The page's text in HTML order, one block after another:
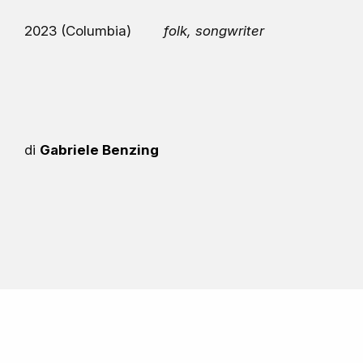
2023 (Columbia) folk, songwriter
di Gabriele Benzing